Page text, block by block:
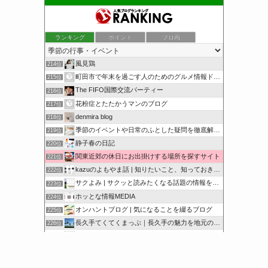
ランキング ポイント ブロ画
214位 風見鶏
215位 町田市で年末を過ごす人のためのグルメ情報ドットコム
216位 The FIFO国際交流パーティー
217位 花粉症とたたかうマンのブログ
218位 denmira blog
219位 季節のイベントや日常のふとした疑問を徹底解説！
220位 静子春の日記
221位 関東近郊の休日にお出掛けする場所を探すサイト
222位 kazuのよもやま話 | 知りたいこと、知っておきたいこと…
223位 サクよみ | サクッと読みたくなる話題の情報を随時発信！
224位 ホッとな情報MEDIA
225位 オンハントブログ | 気になることを綴るブログ
226位 長久手てくてくまっぷ｜長久手の魅力を地元の人と訪れる人に